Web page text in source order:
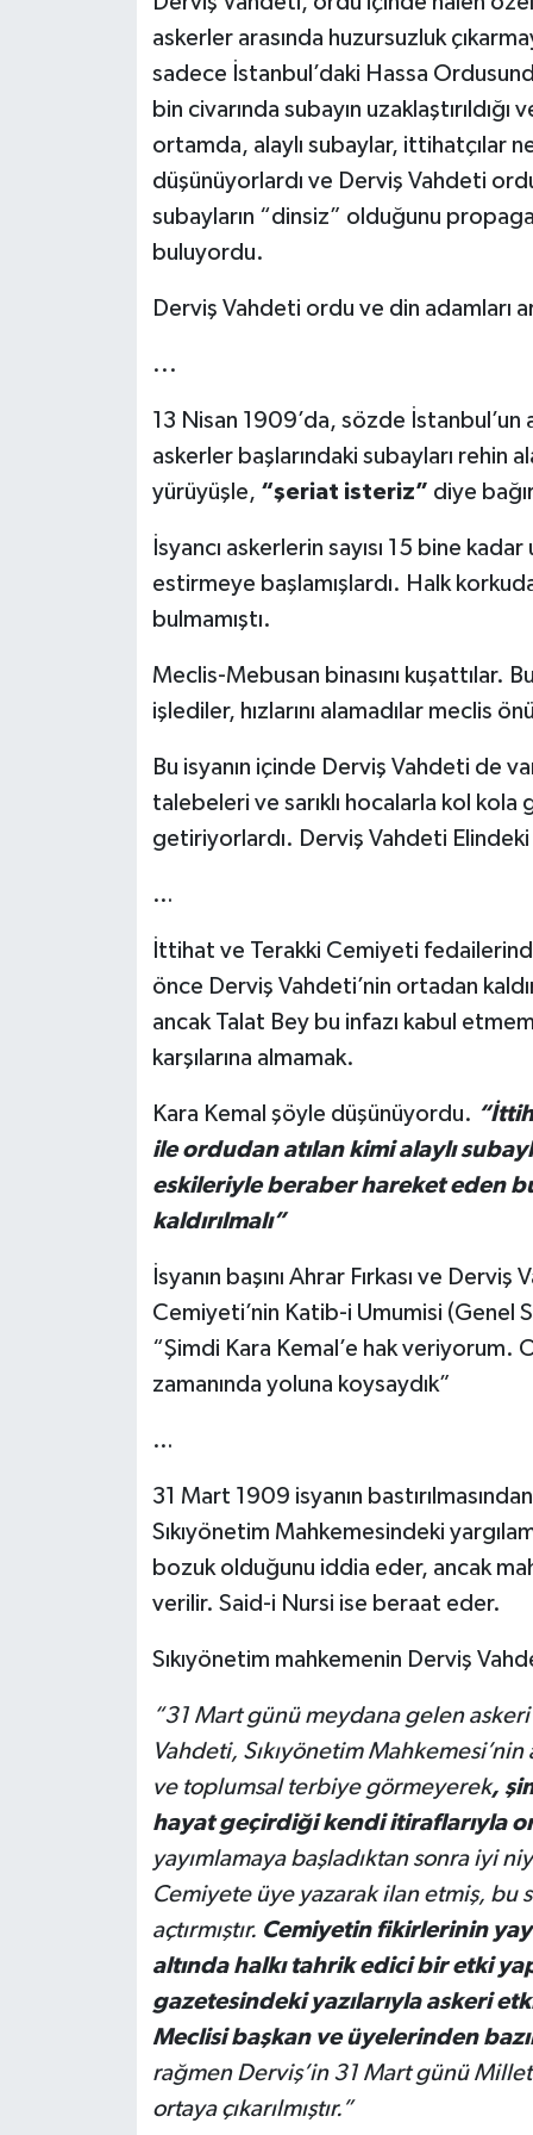
askerler arasında huzursuzluk
sadece İstanbul’daki Hassa
bin civarında subayın
ortamda, alaylı subaylar, ittihatçılar
düşünüyorlardı ve Derviş Vahdeti
subayların “dinsiz” olduğunu
buluyordu.
Derviş Vahdeti ordu ve din adamları
...
13 Nisan 1909’da, sözde İstanbul’un
askerler başlarındaki subayları rehin
yürüyüşle, “şeriat isteriz” diye
İsyancı askerlerin sayısı 15 bine
estirmeye başlamışlardı. Halk
bulmamıştı.
Meclis-Mebusan binasını kuşattılar.
işlediler, hızlarını alamadılar meclis
Bu isyanın içinde Derviş Vahdeti de
talebeleri ve sarıklı hocalarla kol kola
getiriyorlardı. Derviş Vahdeti
…
İttihat ve Terakki Cemiyeti
önce Derviş Vahdeti’nin ortadan
ancak Talat Bey bu infazı kabul
karşılarına almamak.
Kara Kemal şöyle düşünüyordu.
ile ordudan atılan kimi alaylı
eskileriyle beraber hareket eden
kaldırılmalı”
İsyanın başını Ahrar Fırkası ve
Cemiyeti’nin Katib-i Umumisi (Genel
“Şimdi Kara Kemal’e hak veriyorum.
zamanında yoluna koysaydık”
…
31 Mart 1909 isyanın
Sıkıyönetim Mahkemesindeki
bozuk olduğunu iddia eder, ancak
verilir. Said-i Nursi ise beraat eder.
Sıkıyönetim mahkemenin Derviş
“31 Mart günü meydana gelen
Vahdeti, Sıkıyönetim
ve toplumsal terbiye görmeyerek,
hayat geçirdiği kendi itiraflarıyla
yayımlamaya başladıktan sonra iyi
Cemiyete üye yazarak ilan etmiş, bu
açtırmıştır. Cemiyetin fikirlerinin
altında halkı tahrik edici bir etki
gazetesindeki yazılarıyla askeri
Meclisi başkan ve üyelerinden
rağmen Derviş’in 31 Mart günü
ortaya çıkarılmıştır.”